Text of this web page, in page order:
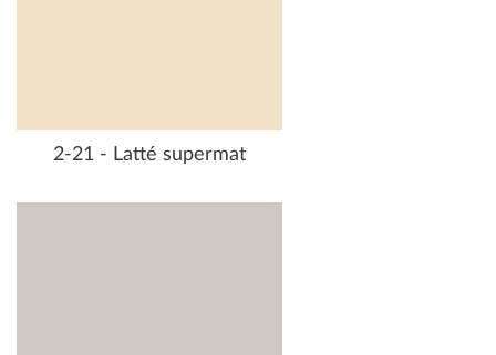
2-21 - Latté supermat